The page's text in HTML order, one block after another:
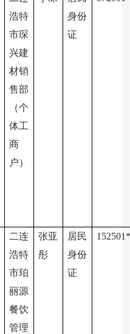
浩特
市琛
兴建
材销
售部
（个
体工
商
户）
身份
证
二连
浩特
市珀
丽源
餐饮
管理
张亚
彤
居民
身份
证
152501